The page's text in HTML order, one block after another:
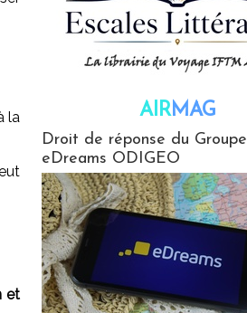
la
et
AIRMAG
Droit de réponse du Groupe
eDreams ODIGEO